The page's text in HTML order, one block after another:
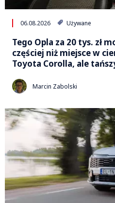
06.08.2026 Używane
Tego Opla za 20 tys. zł
częściej niż miejsce w
Toyota Corolla, ale
Marcin Zabolski